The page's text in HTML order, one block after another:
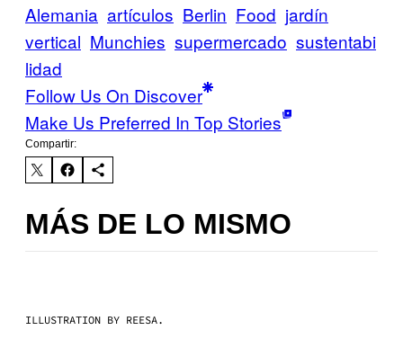
Alemania artículos Berlin Food jardín
vertical Munchies supermercado sustentabi
lidad
Follow Us On Discover
Make Us Preferred In Top Stories
Compartir:
MÁS DE LO MISMO
ILLUSTRATION BY REESA.